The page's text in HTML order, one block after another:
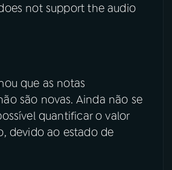
not support the audio
que as notas
são novas. Ainda não se
quantificar o valor
devido ao estado de